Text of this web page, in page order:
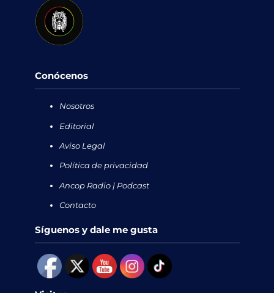
Conócenos
Nosotros
Editorial
Aviso Legal
Política de privacidad
Ancop Radio | Podcast
Contacto
Síguenos y dale me gusta